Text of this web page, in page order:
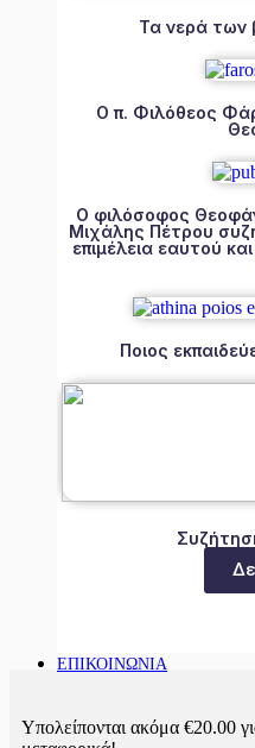
Τα νερά των
Ο π. Φιλόθεος
Ο φιλόσοφος
Μιχάλης Πέτρου
επιμέλεια εαυτού
Ποιος
ΕΠΙΚΟΙΝΩΝΙΑ
Υπολείπονται ακόμα €20.00